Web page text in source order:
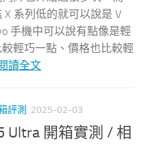
系列低的就可以說是 V
手機中可以說有點像是輕
輕巧一點、價格也比較輕
讀全文
評測 2025-02-03
Ultra 開箱實測 / 相